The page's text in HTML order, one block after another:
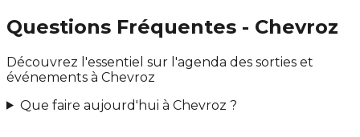
Questions Fréquentes - Chevroz
Découvrez l'essentiel sur l'agenda des sorties et
événements à Chevroz
Que faire aujourd'hui à Chevroz ?